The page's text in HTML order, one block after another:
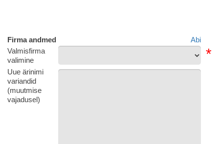
Firma andmed
Abi
Valmisfirma
valimine
*
Uue ärinimi
variandid
(muutmise
vajadusel)